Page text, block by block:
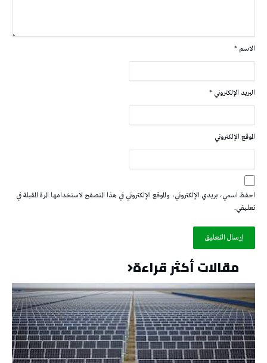
الاسم *
البريد الإلكتروني *
الموقع الإلكتروني
احفظ اسمي، بريدي الإلكتروني، والموقع الإلكتروني في هذا المتصفح لاستخدامها المرة المقبلة في
تعليقي.
مقالات أكثر قراءة